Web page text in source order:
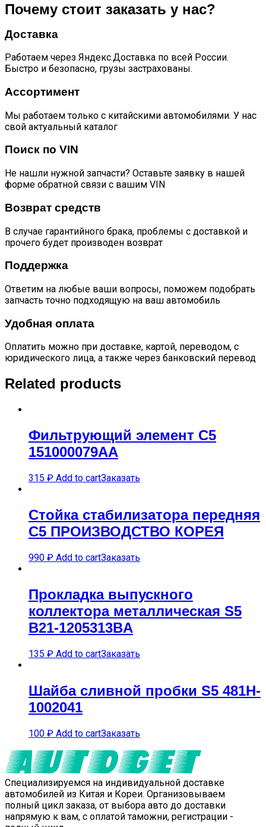
608000187AA
Почему стоит заказать у нас?
Доставка
Работаем через Яндекс.Доставка по всей России.
Быстро и безопасно, грузы застрахованы.
Ассортимент
Мы работаем только с китайскими автомобилями. У нас
свой актуальный каталог
Поиск по VIN
Не нашли нужной запчасти? Оставьте заявку в нашей
форме обратной связи с вашим VIN
Возврат средств
В случае гарантийного брака, проблемы с доставкой и
прочего будет производен возврат
Поддержка
Ответим на любые ваши вопросы, поможем подобрать
запчасть точно подходящую на ваш автомобиль
Удобная оплата
Оплатить можно при доставке, картой, переводом, с
юридического лица, а также через банковский перевод
Related products
Фильтрующий элемент C5
151000079AA
315 ₽ Add to cartЗаказать
Стойка стабилизатора передняя
C5 ПРОИЗВОДСТВО КОРЕЯ
990 ₽ Add to cartЗаказать
Прокладка выпускного
коллектора металлическая S5
B21-1205313BA
135 ₽ Add to cartЗаказать
Шайба сливной пробки S5 481H-
1002041
100 ₽ Add to cartЗаказать
Специализируемся на индивидуальной доставке
автомобилей из Китая и Кореи. Организовываем
полный цикл заказа, от выбора авто до доставки
напрямую к вам, с оплатой таможни, регистрации -